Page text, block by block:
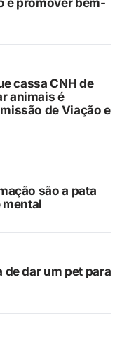
cassa CNH de
animais é
de Viação e
são a pata
mental
de dar um pet para